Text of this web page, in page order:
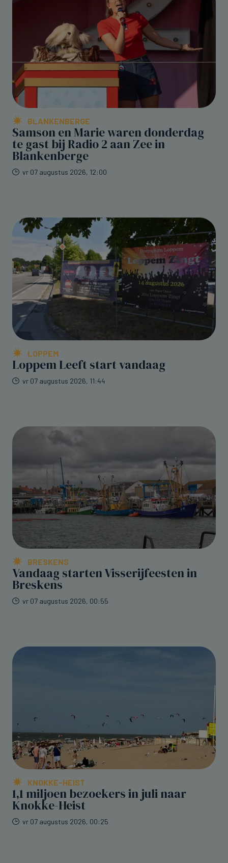
BLANKENBERGE
Samson en Marie waren donderdag
te gast bij Radio 2 aan Zee in
Blankenberge
vr 07 augustus 2026, 12:00
LOPPEM
Loppem Leeft start vandaag
vr 07 augustus 2026, 11:44
BRESKENS
Vandaag starten Visserijfeesten in
Breskens
vr 07 augustus 2026, 00:55
KNOKKE-HEIST
1,1 miljoen bezoekers in juli naar
Knokke-Heist
vr 07 augustus 2026, 00:25